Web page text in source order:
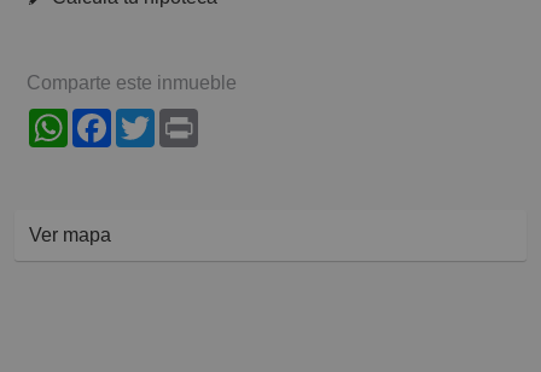
Comparte este inmueble
WhatsAppFacebook
Twitter
Ver mapa